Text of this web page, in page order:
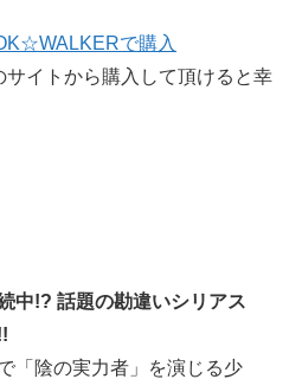
で購入
サイトから購入して頂けると幸
中!? 話題の勘違いシリアス
「陰の実力者」を演じる少